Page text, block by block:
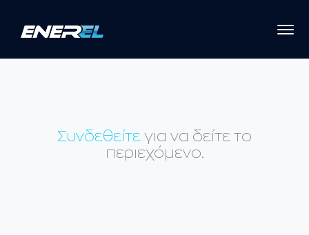
Συνδεθείτε για να δείτε το
περιεχόμενο.